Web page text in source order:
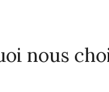
nous